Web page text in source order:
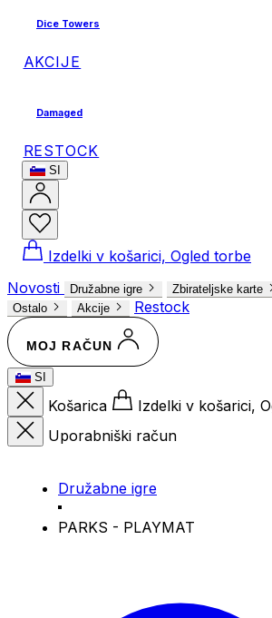
Dice Towers
AKCIJE
Damaged
RESTOCK
SI
Izdelki v košarici, Ogled torbe
Novosti
Družabne igre Zbirateljske karte
Ostalo
Akcije Restock
MOJ RAČUN
SI
Košarica
Izdelki v košarici,
Uporabniški račun
Družabne igre
PARKS - PLAYMAT